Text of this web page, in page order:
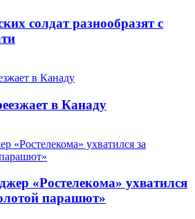
солдат разнообразят с
в Канаду
«Ростелекома» ухватился
парашют»